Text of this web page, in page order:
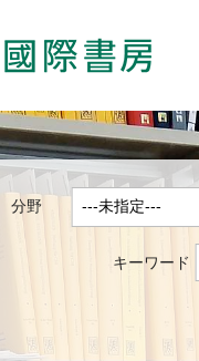
分野
キーワード